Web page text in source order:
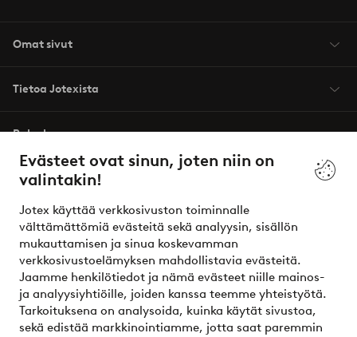
Evästeet ovat sinun, joten niin on
valintakin!
Jotex käyttää verkkosivuston toiminnalle
välttämättömiä evästeitä sekä analyysin, sisällön
mukauttamisen ja sinua koskevamman
verkkosivustoelämyksen mahdollistavia evästeitä.
Jaamme henkilötiedot ja nämä evästeet niille mainos-
ja analyysiyhtiöille, joiden kanssa teemme yhteistyötä.
Tarkoituksena on analysoida, kuinka käytät sivustoa,
sekä edistää markkinointiamme, jotta saat paremmin
Omat sivut
Tietoa Jotexista
Palvelumme
Ehdot
Ystävät
Turvalliset maksut – maksa nyt tai erissä
Haluatko tietää lisää maksuvaihtoehdoistamme?